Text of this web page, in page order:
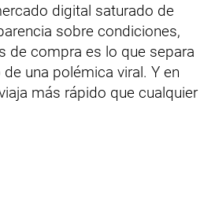
digital saturado de
sobre condiciones,
de compra es lo que separa
una polémica viral. Y en
más rápido que cualquier